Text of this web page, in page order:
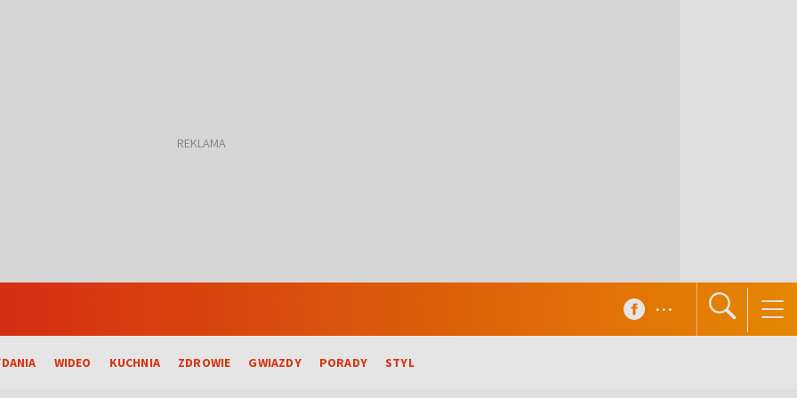
WIDEO KUCHNIA ZDROWIE GWIAZDY PORADY STYL
...